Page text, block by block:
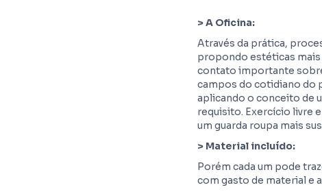
> A Oficina:
Através da prática,
propondo estéticas
contato importante
campos do cotidiano do
aplicando o conceito de
requisito. Exercício livre
um guarda roupa mais
> Material incluído:
Porém cada um pode
com gasto de material e